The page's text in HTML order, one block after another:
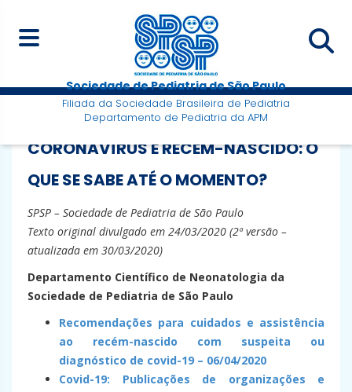
Sociedade de Pediatria de São Paulo
Filiada da Sociedade Brasileira de Pediatria
Departamento de Pediatria da APM
CORONAVÍRUS E RECÉM-NASCIDO: O
QUE SE SABE ATÉ O MOMENTO?
SPSP – Sociedade de Pediatria de São Paulo
Texto original divulgado em 24/03/2020 (2ª versão –
atualizada em 30/03/2020)
Departamento Científico de Neonatologia da
Sociedade de Pediatria de São Paulo
Recomendações para cuidados e assistência
ao recém-nascido com suspeita ou
diagnóstico de covid-19 – 06/04/2020
Covid-19: Publicações de organizações e